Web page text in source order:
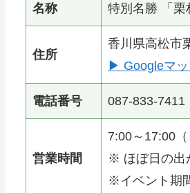
名称 特別名勝 「栗
住所
香川県高松市
▶ Googleマ
電話番号 087-833-7411
営業時間
7:00～17:00
※ ほぼ日の出
※イベント期